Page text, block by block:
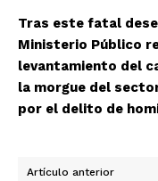
Tras este fatal
Ministerio Público
levantamiento del
la morgue del
por el delito de
Artículo anterior